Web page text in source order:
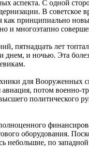
аспекта. С одной
В советское
принципиально
и многоэтапно
пятнадцать лет
и ночью. Эта
для
потом военно-
политического
оборудования.
небольшие, по